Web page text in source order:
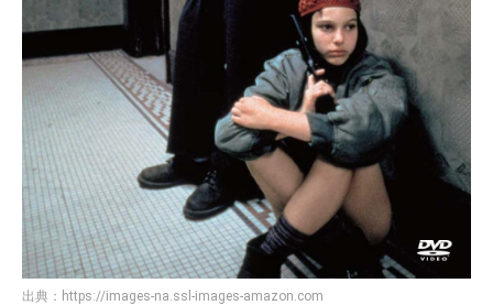
出典： https://images-na.ssl-images-amazon.com